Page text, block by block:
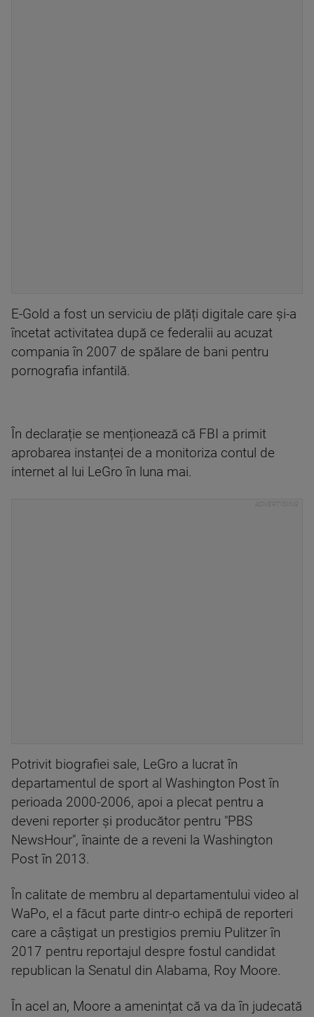
E-Gold a fost un serviciu de plăți digitale care și-a
încetat activitatea după ce federalii au acuzat
compania în 2007 de spălare de bani pentru
pornografia infantilă.
În declarație se menționează că FBI a primit
aprobarea instanței de a monitoriza contul de
internet al lui LeGro în luna mai.
Potrivit biografiei sale, LeGro a lucrat în
departamentul de sport al Washington Post în
perioada 2000-2006, apoi a plecat pentru a
deveni reporter și producător pentru "PBS
NewsHour", înainte de a reveni la Washington
Post în 2013.
În calitate de membru al departamentului video al
WaPo, el a făcut parte dintr-o echipă de reporteri
care a câștigat un prestigios premiu Pulitzer în
2017 pentru reportajul despre fostul candidat
republican la Senatul din Alabama, Roy Moore.
În acel an, Moore a amenințat că va da în judecată